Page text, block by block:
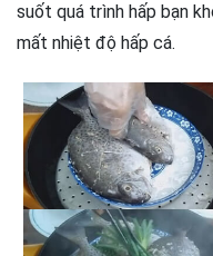
suốt quá trình hấp bạn
mất nhiệt độ hấp cá.